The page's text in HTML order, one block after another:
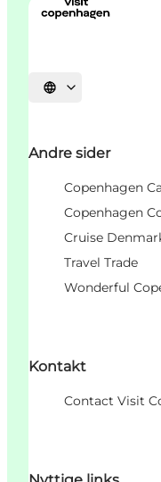
Select language
Andre sider
Copenhagen
Copenhagen
Cruise
Travel Trade
Wonderful
Kontakt
Contact Visit